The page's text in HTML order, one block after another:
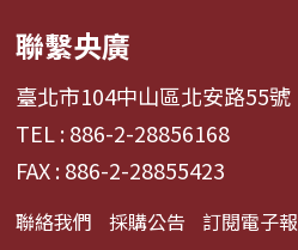
聯繫央廣
臺北市104中山區北安路55號
TEL : 886-2-28856168
FAX : 886-2-28855423
聯絡我們 採購公告 訂閱電子報